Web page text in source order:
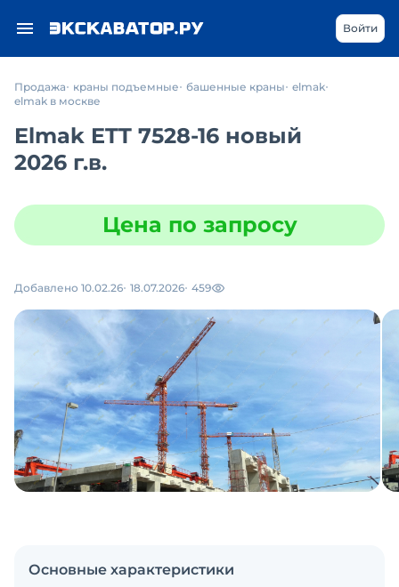
Войти
Продажа краны подъемные башенные краны elmak
elmak в москве
Elmak ETT 7528-16 новый
2026 г.в.
Цена по запросу
Добавлено 10.02.26 18.07.2026 459
Основные характеристики